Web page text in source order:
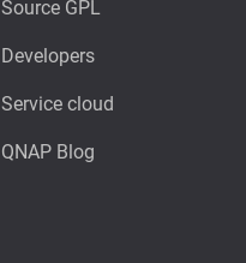
Source GPL
Developers
Service cloud
QNAP Blog